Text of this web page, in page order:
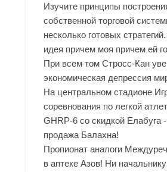
Изучите принципы
собственной торговой
несколько готовых
идея причем моя причем ей
При всем том Стросс-Кан
экономическая депрессия
На центральном стадионе
соревнования по легкой
GHRP-6 со скидкой Елабуга
продажа Балахна!
Пропионат аналоги
в аптеке Азов! Ни